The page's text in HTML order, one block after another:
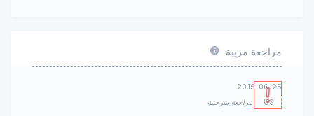
مراجعة مريبة
2015-06-25
US
مراجعة مترجمة